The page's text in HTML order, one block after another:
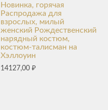
Новинка, горячая
Распродажа для
взрослых, милый
женский Рождественский
нарядный костюм,
костюм-талисман на
Хэллоуин
14127,00₽